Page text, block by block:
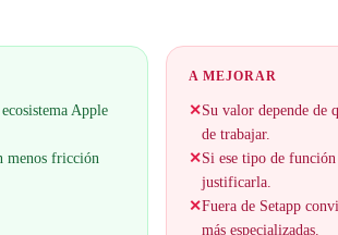
Apple
menos fricción
A MEJORAR
✕Su valor depende de
de trabajar.
✕Si ese tipo de
justificarla.
✕Fuera de Setapp
más especializadas.